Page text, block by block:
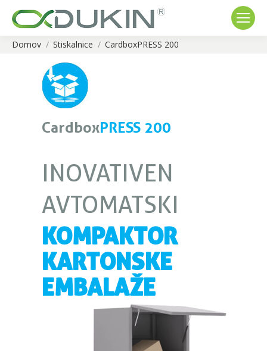
You are here:
Domov Stiskalnice CardboxPRESS 200
CardboxPRESS 200
INOVATIVEN
AVTOMATSKI
KOMPAKTOR
KARTONSKE
EMBALAŽE